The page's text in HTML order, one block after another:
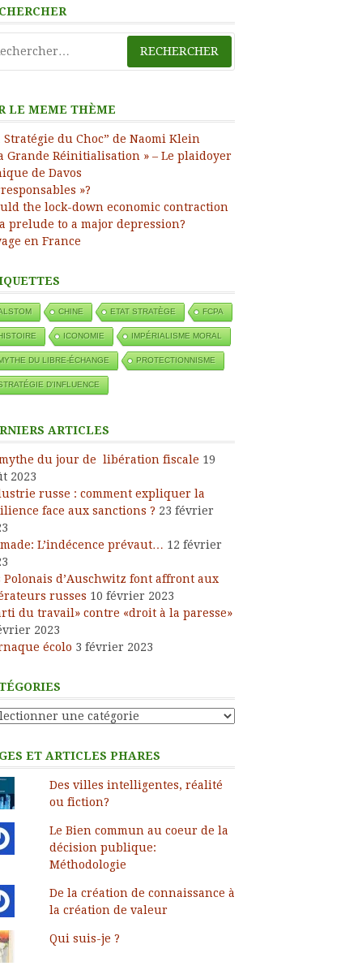
LE MEME THÈME
Stratégie du Choc” de Naomi Klein
Grande Réinitialisation » – Le plaidoyer
de Davos
»?
the lock-down economic contraction
prelude to a major depression?
en France
CHINE ETAT STRATÈGE FCPA
ICONOMIE IMPÉRIALISME MORAL
DU LIBRE-ÉCHANGE PROTECTIONNISME
D'INFLUENCE
ARTICLES
du jour de libération fiscale 19
2023
russe : comment expliquer la
face aux sanctions ? 23 février
L’indécence prévaut… 12 février
Polonais d’Auschwitz font affront aux
russes 10 février 2023
du travail» contre «droit à la paresse»
2023
écolo 3 février 2023
ET ARTICLES PHARES
Des villes intelligentes, réalité
ou fiction?
Le Bien commun au coeur de la
décision publique:
Méthodologie
De la création de connaissance à
la création de valeur
Qui suis-je ?